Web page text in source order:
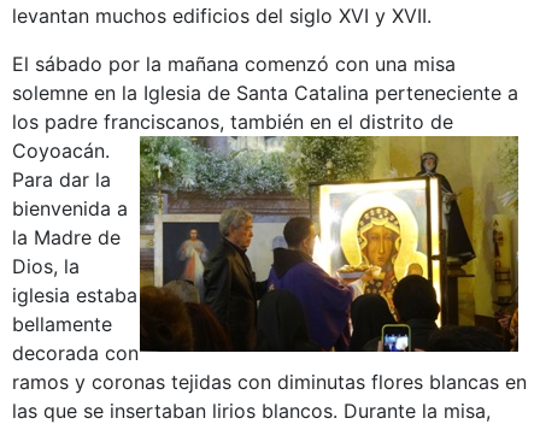
levantan muchos edificios del siglo XVI y XVII.
El sábado por la mañana comenzó con una misa
solemne en la Iglesia de Santa Catalina perteneciente a
los padre franciscanos, también en el distrito de
Coyoacán.
Para dar la
bienvenida a
la Madre de
Dios, la
iglesia estaba
bellamente
decorada con
ramos y coronas tejidas con diminutas flores blancas en
las que se insertaban lirios blancos. Durante la misa,